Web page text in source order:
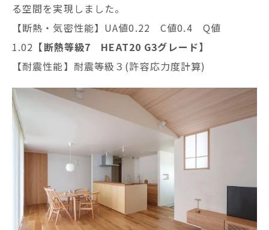
る空間を実現しました。
【断熱・気密性能】UA値0.22 C値0.4 Q値
1.02 【断熱等級7 HEAT20 G3グレード】
【耐震性能】耐震等級３(許容応力度計算)